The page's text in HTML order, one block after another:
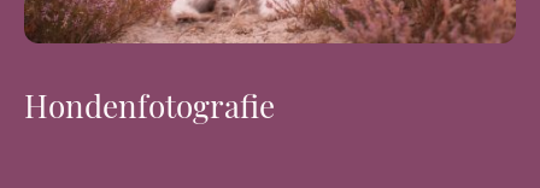
Hondenfotografie